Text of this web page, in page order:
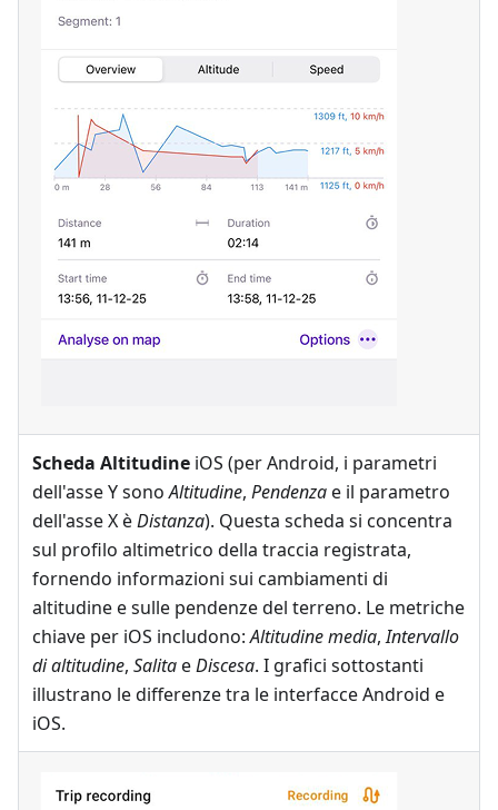
Scheda Altitudine iOS (per Android, i parametri
dell'asse Y sonoAltitudine, Pendenzae il parametro
dell'asse X èDistanza). Questa scheda si concentra
sul profilo altimetrico della traccia registrata,
fornendo informazioni sui cambiamenti di
altitudine e sulle pendenze del terreno. Le metriche
chiave per iOS includono:Altitudine media,Intervallo
di altitudine, SalitaeDiscesa. I grafici sottostanti
illustrano le differenze tra le interfacce Android e
iOS.